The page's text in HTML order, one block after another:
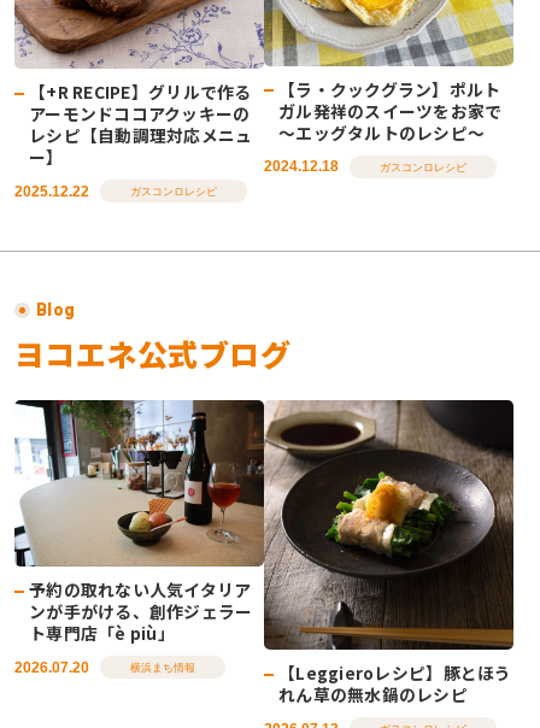
【+R RECIPE】グリルで作る
アーモンドココアクッキーの
レシピ【自動調理対応メニュ
ー】
2025.12.22 ガスコンロレシピ
【ラ・クックグラン】ポルト
ガル発祥のスイーツをお家で
～エッグタルトのレシピ～
2024.12.18 ガスコンロレシピ
Blog
ヨコエネ公式ブログ
予約の取れない人気イタリア
ンが手がける、創作ジェラー
ト専門店「è più」
2026.07.20 横浜まち情報
【Leggieroレシピ】豚とほう
れん草の無水鍋のレシピ